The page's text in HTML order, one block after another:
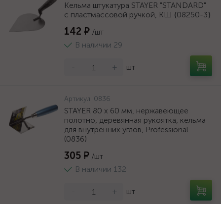
Кельма штукатура STAYER "STANDARD"
с пластмассовой ручкой, КШ {08250-3}
142 ₽ /шт
В наличии 29
+ шт
Артикул: 0836
STAYER 80 х 60 мм, нержавеющее
полотно, деревянная рукоятка, кельма
для внутренних углов, Professional
(0836)
305 ₽ /шт
В наличии 132
+ шт